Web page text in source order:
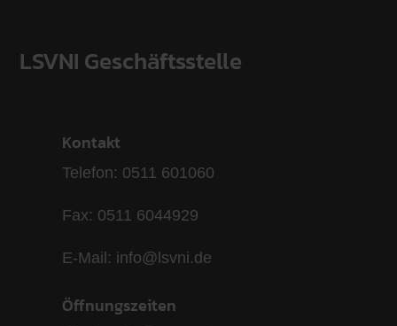
LSVNI Geschäftsstelle
Kontakt
Telefon: 0511 601060
Fax: 0511 6044929
E-Mail: info@lsvni.de
Öffnungszeiten